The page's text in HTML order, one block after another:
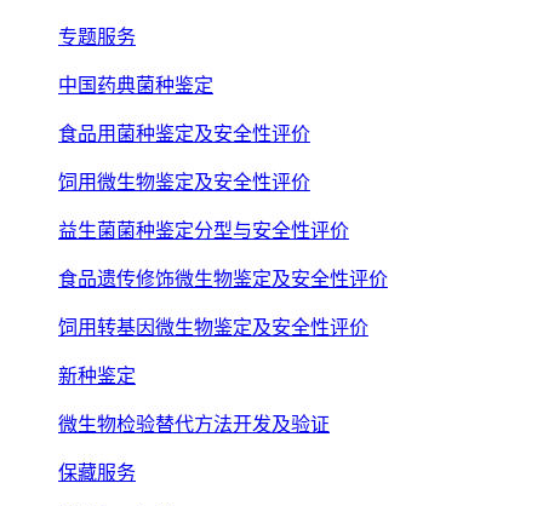
专题服务
中国药典菌种鉴定
食品用菌种鉴定及安全性评价
饲用微生物鉴定及安全性评价
益生菌菌种鉴定分型与安全性评价
食品遗传修饰微生物鉴定及安全性评价
饲用转基因微生物鉴定及安全性评价
新种鉴定
微生物检验替代方法开发及验证
保藏服务